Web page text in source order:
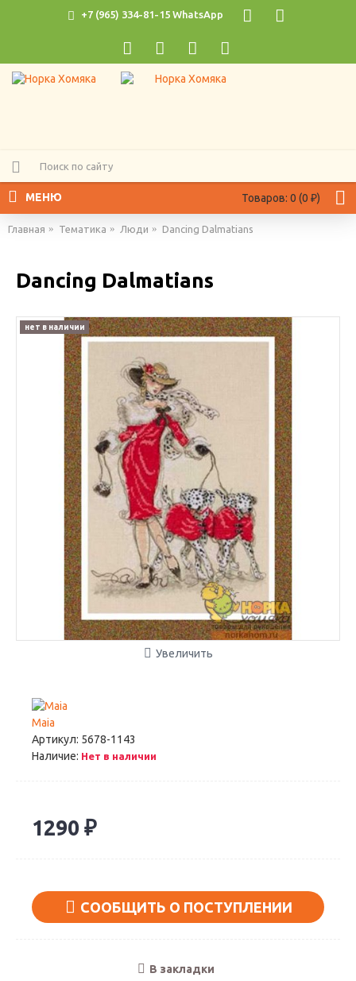
+7 (965) 334-81-15 WhatsApp
Товаров: 0 (0 ₽)
МЕНЮ
Главная Тематика Люди Dancing Dalmatians
Dancing Dalmatians
нет в наличии
Увеличить
Maia
Артикул: 5678-1143
Наличие: Нет в наличии
1290 ₽
СООБЩИТЬ О ПОСТУПЛЕНИИ
В закладки